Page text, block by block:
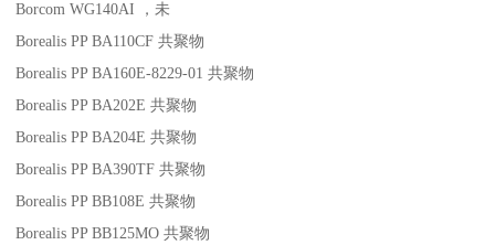
Borcom WG140AI
，未
Borealis PP BA110CF 共聚物
Borealis PP BA160E-8229-01 共聚物
Borealis PP BA202E 共聚物
Borealis PP BA204E 共聚物
Borealis PP BA390TF 共聚物
Borealis PP BB108E 共聚物
Borealis PP BB125MO 共聚物